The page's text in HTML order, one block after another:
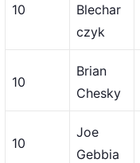
​10
Blechar
czyk
​10
​Brian
Chesky
10​
​Joe
Gebbia